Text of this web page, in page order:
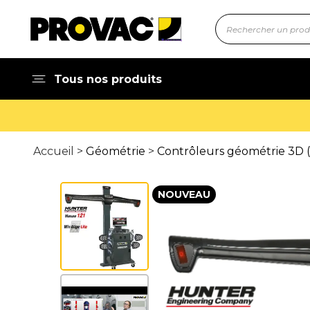
Tous nos produits
Accueil > Géométrie > Contrôleurs géométrie 3D
NOUVEAU